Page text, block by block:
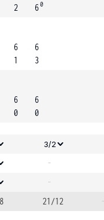
2
60
6
1
6
3
6
0
6
0
3/2
-
-
21/12